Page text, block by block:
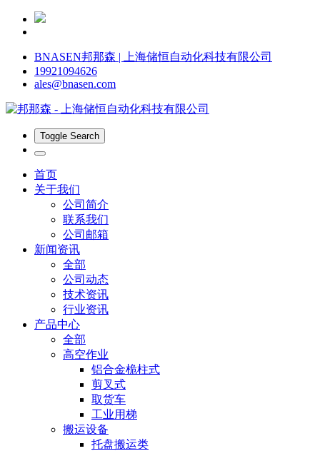
BNASEN邦那森 | 上海储恒自动化科技有限公司
19921094626
ales@bnasen.com
Toggle Search
首页
关于我们
公司简介
联系我们
公司邮箱
新闻资讯
全部
公司动态
技术资讯
行业资讯
产品中心
全部
高空作业
铝合金桅柱式
剪叉式
取货车
工业用梯
搬运设备
托盘搬运类